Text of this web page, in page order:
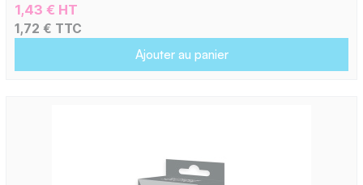
1,43 € HT
1,72 € TTC
Ajouter au panier